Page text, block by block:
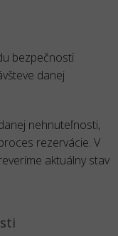
bezpečnosti
danej
nehnuteľnosti,
rezervácie. V
aktuálny stav